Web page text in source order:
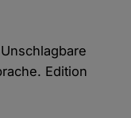
Edition